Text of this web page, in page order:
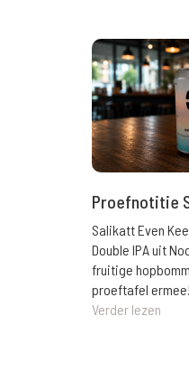
Proefnotitie
Salikatt Even
Double IPA uit
fruitige
proeftafel ermee!
Verder lezen